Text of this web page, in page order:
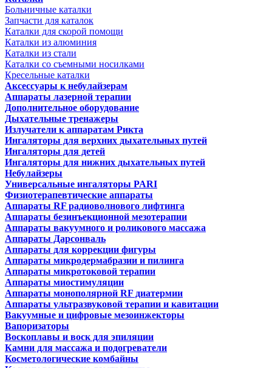
Больничные каталки
Запчасти для каталок
Каталки для скорой помощи
Каталки из алюминия
Каталки из стали
Каталки со съемными носилками
Кресельные каталки
Аксессуары к небулайзерам
Аппараты лазерной терапии
Дополнительное оборудование
Дыхательные тренажеры
Излучатели к аппаратам Рикта
Ингаляторы для верхних дыхательных путей
Ингаляторы для детей
Ингаляторы для нижних дыхательных путей
Небулайзеры
Универсальные ингаляторы PARI
Физиотерапевтические аппараты
Аппараты RF радиоволнового лифтинга
Аппараты безинъекционной мезотерапии
Аппараты вакуумного и роликового массажа
Аппараты Дарсонваль
Аппараты для коррекции фигуры
Аппараты микродермабразии и пилинга
Аппараты микротоковой терапии
Аппараты миостимуляции
Аппараты монополярной RF диатермии
Аппараты ультразвуковой терапии и кавитации
Вакуумные и цифровые мезоинжекторы
Вапоризаторы
Воскоплавы и воск для эпиляции
Камни для массажа и подогреватели
Косметологические комбайны